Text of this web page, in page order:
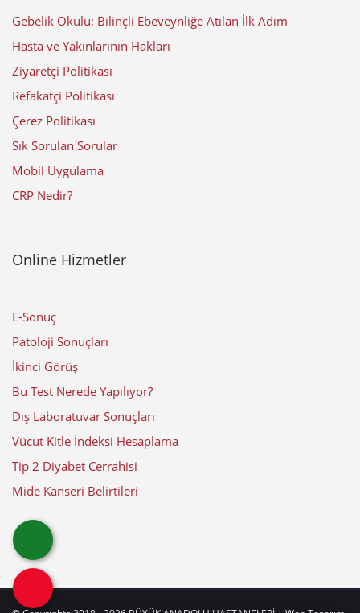
Gebelik Okulu: Bilinçli Ebeveynliğe Atılan İlk Adım
Hasta ve Yakınlarının Hakları
Ziyaretçi Politikası
Refakatçi Politikası
Çerez Politikası
Sık Sorulan Sorular
Mobil Uygulama
CRP Nedir?
Online Hizmetler
E-Sonuç
Patoloji Sonuçları
İkinci Görüş
Bu Test Nerede Yapılıyor?
Dış Laboratuvar Sonuçları
Vücut Kitle İndeksi Hesaplama
Tip 2 Diyabet Cerrahisi
Mide Kanseri Belirtileri